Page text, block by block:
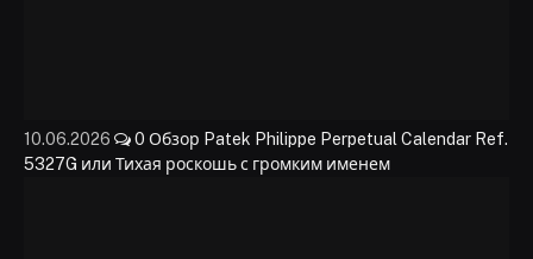
10.06.2026 0 Обзор Patek Philippe Perpetual Calendar Ref.
5327G или Тихая роскошь с громким именем